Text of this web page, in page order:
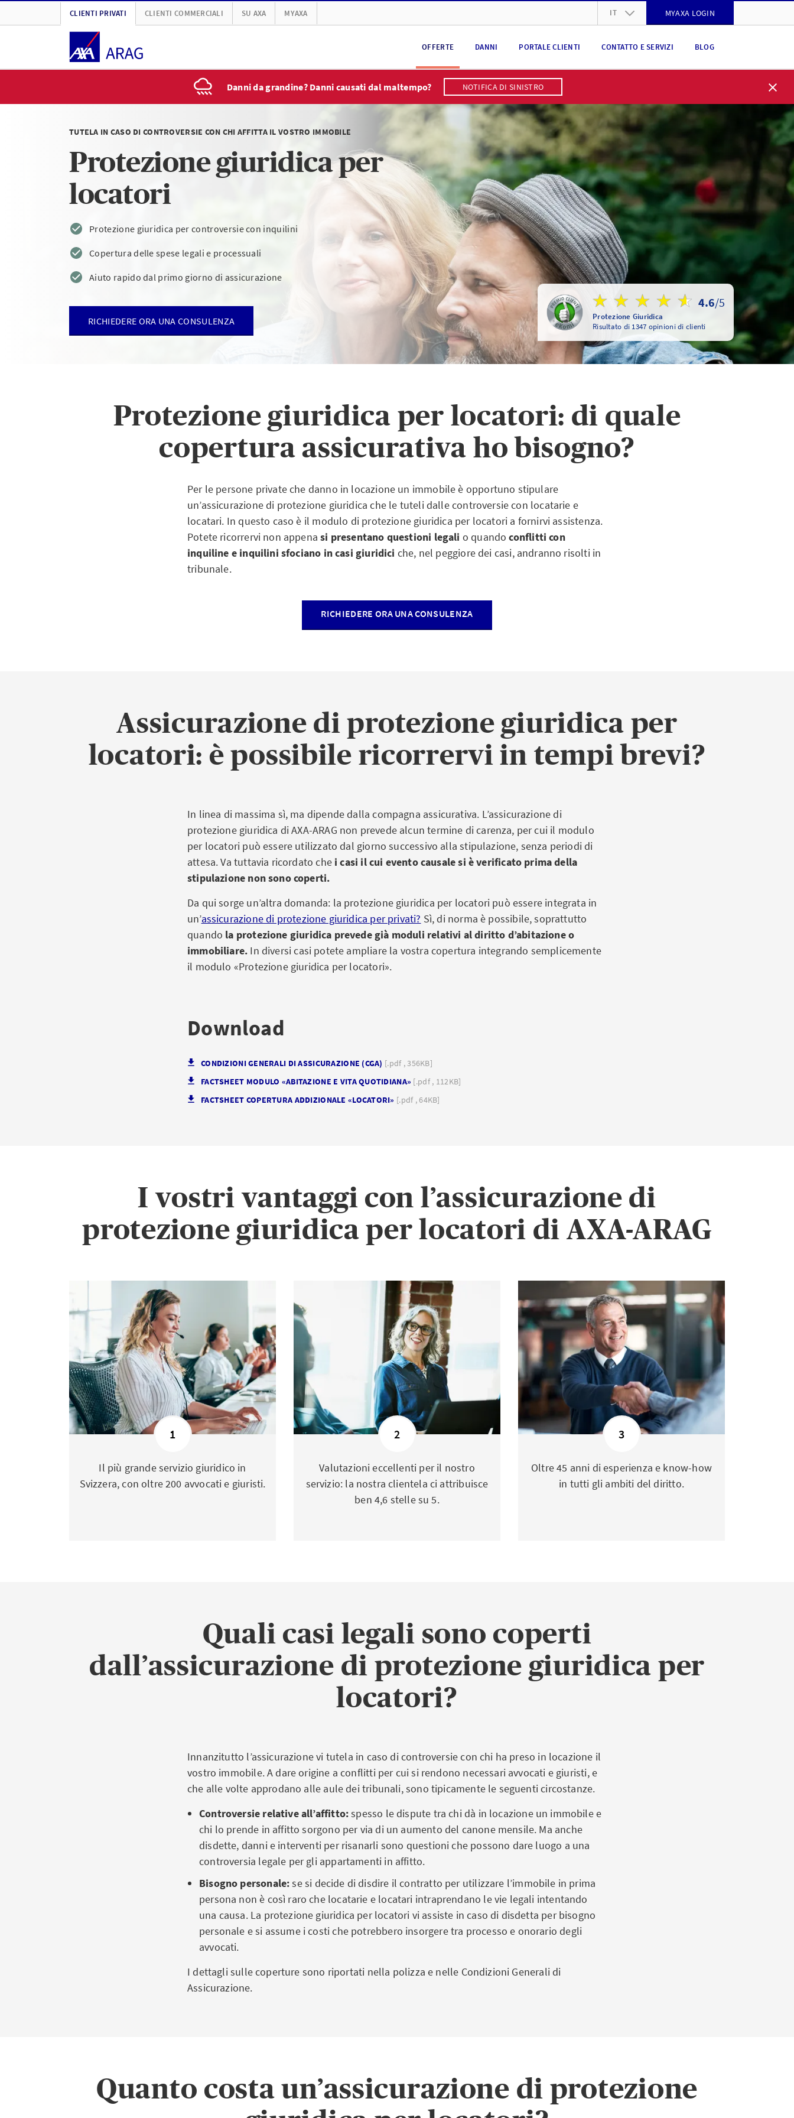
CLIENTI PRIVATI CLIENTI COMMERCIALI SU AXA MYAXA IT MYAXA LOGIN
OFFERTE DANNI PORTALE CLIENTI CONTATTO E SERVIZI BLOG
Danni da grandine? Danni causati dal maltempo? NOTIFICA DI SINISTRO
TUTELA IN CASO DI CONTROVERSIE CON CHI AFFITTA IL VOSTRO IMMOBILE
Protezione giuridica per
locatori
Protezione giuridica per controversie con inquilini
Copertura delle spese legali e processuali
Aiuto rapido dal primo giorno di assicurazione
RICHIEDERE ORA UNA CONSULENZA
4.6/5
Protezione Giuridica
Risultato di 1347 opinioni di clienti
Protezione giuridica per locatori: di quale
copertura assicurativa ho bisogno?
Per le persone private che danno in locazione un immobile è opportuno stipulare
un’assicurazione di protezione giuridica che le tuteli dalle controversie con locatarie e
locatari. In questo caso è il modulo di protezione giuridica per locatori a fornirvi assistenza.
Potete ricorrervi non appenasi presentano questioni legali o quandoconflitti con
inquiline e inquilini sfociano in casi giuridici che, nel peggiore dei casi, andranno risolti in
tribunale.
RICHIEDERE ORA UNA CONSULENZA
Assicurazione di protezione giuridica per
locatori: è possibile ricorrervi in tempi brevi?
In linea di massima sì, ma dipende dalla compagna assicurativa. L’assicurazione di
protezione giuridica di AXA-ARAG non prevede alcun termine di carenza, per cui il modulo
per locatori può essere utilizzato dal giorno successivo alla stipulazione, senza periodi di
attesa. Va tuttavia ricordato che i casi il cui evento causale si è verificato prima della
stipulazione non sono coperti.
Da qui sorge un’altra domanda: la protezione giuridica per locatori può essere integrata in
un’assicurazione di protezione giuridica per privati? Sì, di norma è possibile, soprattutto
quando la protezione giuridica prevede già moduli relativi al diritto d’abitazione o
immobiliare. In diversi casi potete ampliare la vostra copertura integrando semplicemente
il modulo «Protezione giuridica per locatori».
Download
CONDIZIONI GENERALI DI ASSICURAZIONE (CGA) [.pdf , 356KB]
FACTSHEET MODULO «ABITAZIONE E VITA QUOTIDIANA» [.pdf , 112KB]
FACTSHEET COPERTURA ADDIZIONALE «LOCATORI» [.pdf , 64KB]
I vostri vantaggi con l’assicurazione di
protezione giuridica per locatori di AXA-ARAG
1
Il più grande servizio giuridico in
Svizzera, con oltre 200 avvocati e giuristi.
2
Valutazioni eccellenti per il nostro
servizio: la nostra clientela ci attribuisce
ben 4,6 stelle su 5.
3
Oltre 45 anni di esperienza e know-how
in tutti gli ambiti del diritto.
Quali casi legali sono coperti
dall’assicurazione di protezione giuridica per
locatori?
Innanzitutto l’assicurazione vi tutela in caso di controversie con chi ha preso in locazione il
vostro immobile. A dare origine a conflitti per cui si rendono necessari avvocati e giuristi, e
che alle volte approdano alle aule dei tribunali, sono tipicamente le seguenti circostanze.
Controversie relative all’affitto:spesso le dispute tra chi dà in locazione un immobile e
chi lo prende in affitto sorgono per via di un aumento del canone mensile. Ma anche
disdette, danni e interventi per risanarli sono questioni che possono dare luogo a una
controversia legale per gli appartamenti in affitto.
Bisogno personale:se si decide di disdire il contratto per utilizzare l’immobile in prima
persona non è così raro che locatarie e locatari intraprendano le vie legali intentando
una causa. La protezione giuridica per locatori vi assiste in caso di disdetta per bisogno
personale e si assume i costi che potrebbero insorgere tra processo e onorario degli
avvocati.
I dettagli sulle coperture sono riportati nella polizza e nelle Condizioni Generali di
Assicurazione.
Quanto costa un’assicurazione di protezione